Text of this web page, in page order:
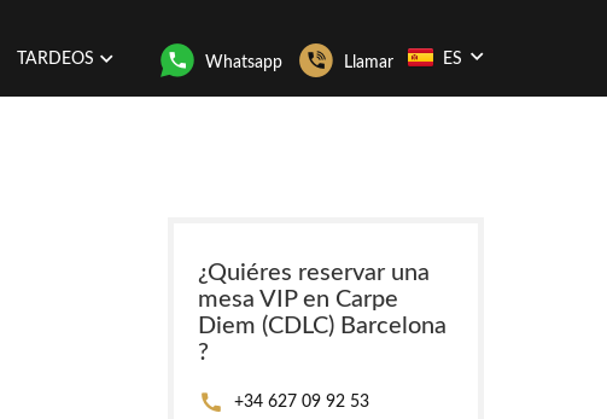
TARDEOS Whatsapp Llamar ES
¿Quiéres reservar una
mesa VIP en Carpe
Diem (CDLC) Barcelona
?
+34 627 09 92 53